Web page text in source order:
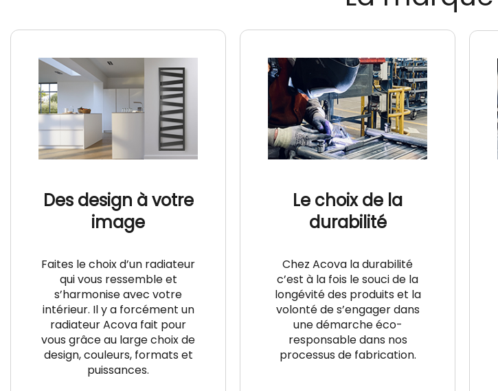
Des design à votre
image
Faites le choix d’un radiateur
qui vous ressemble et
s’harmonise avec votre
intérieur. Il y a forcément un
radiateur Acova fait pour
vous grâce au large choix de
design, couleurs, formats et
puissances.
Le choix de la
durabilité
Chez Acova la durabilité
c’est à la fois le souci de la
longévité des produits et la
volonté de s’engager dans
une démarche éco-
responsable dans nos
processus de fabrication.